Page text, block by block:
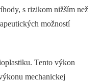
s rizikom nižším než
možností
Tento výkon
mechanickej